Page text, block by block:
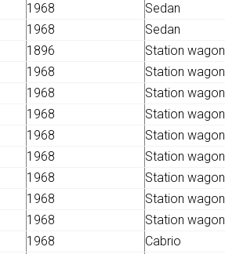
1968
Sedan
1968
Sedan
1896
Station wagon
1968
Station wagon
1968
Station wagon
1968
Station wagon
1968
Station wagon
1968
Station wagon
1968
Station wagon
1968
Station wagon
1968
Station wagon
1968
Cabrio